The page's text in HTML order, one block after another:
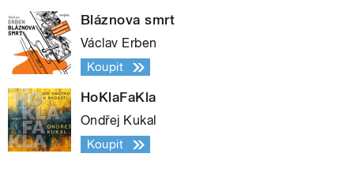
Bláznova smrt
Václav Erben
Koupit
HoKlaFaKla
Ondřej Kukal
Koupit